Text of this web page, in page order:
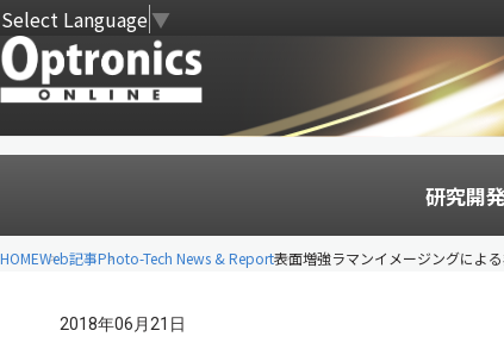
Select Language▼
研究開発
HOMEWeb記事Photo-Tech News & Report表面増強ラマンイメージングによ
2018年06月21日